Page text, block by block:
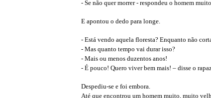
- Se não quer morrer - respondeu o homem
E apontou o dedo para longe.
- Está vendo aquela floresta? Enquanto não
- Mas quanto tempo vai durar isso?
- Mais ou menos duzentos anos!
- É pouco! Quero viver bem mais! – disse o
Despediu-se e foi embora.
Até que encontrou um homem muito, muito